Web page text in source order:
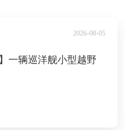
2026-08-05
一辆巡洋舰小型越野